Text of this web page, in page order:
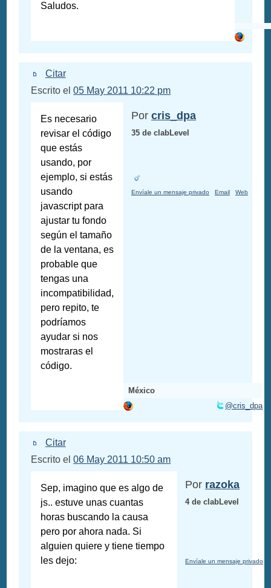
Saludos.
Citar
Escrito el05 May 2011 10:22 pm
Es necesario
revisar el código
que estás
usando, por
ejemplo, si estás
usando
javascript para
ajustar tu fondo
según el tamaño
de la ventana, es
probable que
tengas una
incompatibilidad,
pero repito, te
podríamos
ayudar si nos
mostraras el
código.
Por cris_dpa
35 de clabLevel
Envíale un mensaje privado Email Web
México
@cris_dpa
Citar
Escrito el06 May 2011 10:50 am
Sep, imagino que es algo de
js.. estuve unas cuantas
horas buscando la causa
pero por ahora nada. Si
alguien quiere y tiene tiempo
les dejo:
Por razoka
4 de clabLevel
Envíale un mensaje privado